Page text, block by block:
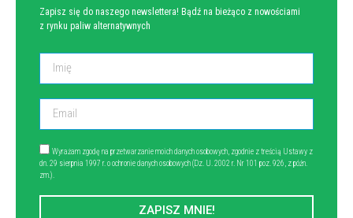
Zapisz się do naszego newslettera! Bądź na bieżąco z nowościami
z rynku paliw alternatywnych
Wyrażam zgodę na przetwarzanie moich danych osobowych, zgodnie z treścią Ustawy z
dn. 29 sierpnia 1997 r. o ochronie danych osobowych (Dz. U. 2002 r. Nr 101 poz. 926, z późn.
zm.).
ZAPISZ MNIE!